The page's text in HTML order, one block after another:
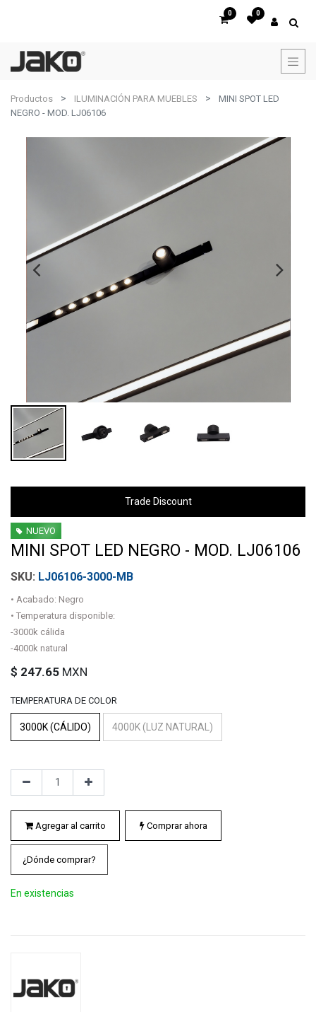
0 0
Productos ILUMINACIÓN PARA MUEBLES
MINI SPOT LED
NEGRO - MOD. LJ06106
Trade Discount
NUEVO
MINI SPOT LED NEGRO - MOD. LJ06106
LJ06106-3000-MB
• Acabado: Negro
• Temperatura disponible:
-3000k cálida
-4000k natural
$ 247.65 MXN
TEMPERATURA DE COLOR
3000K (CÁLIDO) 4000K (LUZ NATURAL)
Agregar al carrito Comprar ahora
¿Dónde comprar?
En existencias